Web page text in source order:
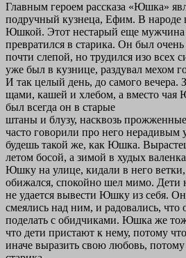
Главным героем рассказа «Юшка»
подручный кузнеца, Ефим. В народе
Юшкой. Этот нестарый еще мужчина
превратился в старика. Он был
почти слепой, но трудился изо
уже был в кузнице, раздувал мехом
И так целый день, до самого вечера.
щами, кашей и хлебом, а вместо чая
был всегда он в старые
штаны и блузу, насквозь
часто говорили про него нерадивым
будешь такой же, как Юшка.
летом босой, а зимой в худых
Юшку на улице, кидали в него
обижался, спокойно шел мимо. Дети
не удается вывести Юшку из себя.
смеялись над ним, и радовались, что
поделать с обидчиками. Юшка же
что дети пристают к нему, потому
иначе выразить свою любовь, потому